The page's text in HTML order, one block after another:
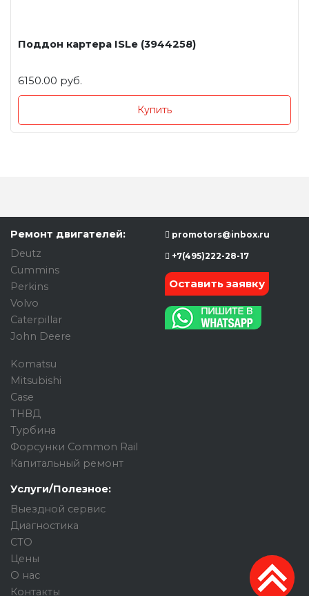
Поддон картера ISLe (3944258)
6150.00 руб.
Купить
Ремонт двигателей:
Deutz
Cummins
Perkins
Volvo
Caterpillar
John Deere
Komatsu
Mitsubishi
Case
ТНВД
Турбина
Форсунки Common Rail
Капитальный ремонт
Услуги/Полезное:
Выездной сервис
Диагностика
СТО
Цены
О нас
Контакты
promotors@inbox.ru
+7(495)222-28-17
Оставить заявку